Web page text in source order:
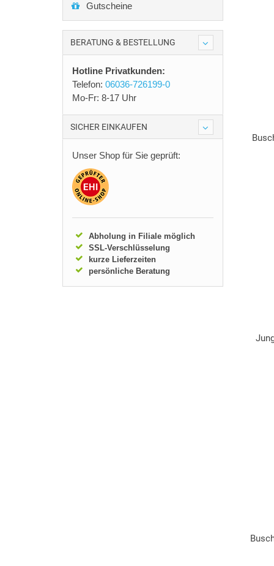
Gutscheine
BERATUNG & BESTELLUNG
Hotline Privatkunden:
Telefon: 06036-726199-0
Mo-Fr: 8-17 Uhr
SICHER EINKAUFEN
Unser Shop für Sie geprüft:
Abholung in Filiale möglich
SSL-Verschlüsselung
kurze Lieferzeiten
persönliche Beratung